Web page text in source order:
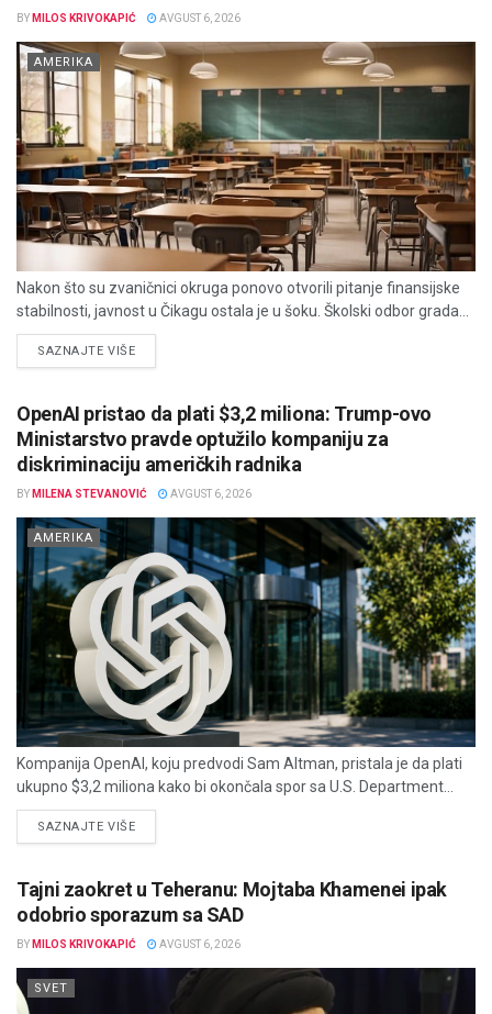
BY MILOS KRIVOKAPIĆ AVGUST 6, 2026
AMERIKA
Nakon što su zvaničnici okruga ponovo otvorili pitanje finansijske
stabilnosti, javnost u Čikagu ostala je u šoku. Školski odbor grada...
SAZNAJTE VIŠEDETAILS
OpenAI pristao da plati $3,2 miliona: Trump-ovo
Ministarstvo pravde optužilo kompaniju za
diskriminaciju američkih radnika
BY MILENA STEVANOVIĆ AVGUST 6, 2026
AMERIKA
Kompanija OpenAI, koju predvodi Sam Altman, pristala je da plati
ukupno $3,2 miliona kako bi okončala spor sa U.S. Department...
SAZNAJTE VIŠEDETAILS
Tajni zaokret u Teheranu: Mojtaba Khamenei ipak
odobrio sporazum sa SAD
BY MILOS KRIVOKAPIĆ AVGUST 6, 2026
SVET